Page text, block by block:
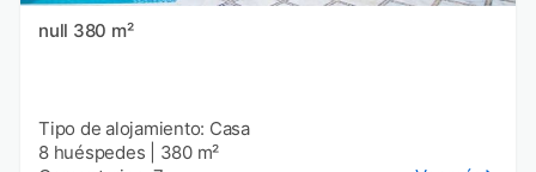
null 380 m²
Tipo de alojamiento: Casa
8 huéspedes
380 m²